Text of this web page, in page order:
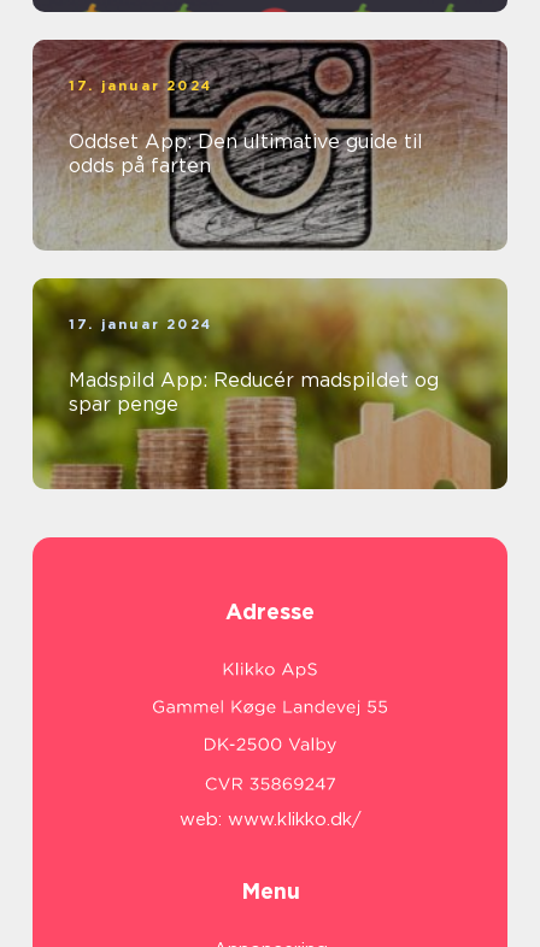
17. januar 2024
Oddset App: Den ultimative guide til
odds på farten
17. januar 2024
Madspild App: Reducér madspildet og
spar penge
Adresse
web: www.klikko.dk/
Menu